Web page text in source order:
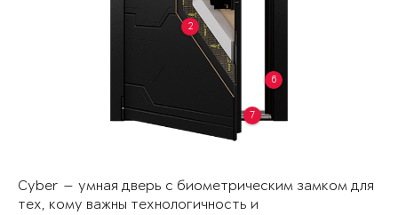
2
6
7
Cyber — умная дверь с биометрическим замком для
тех, кому важны технологичность и